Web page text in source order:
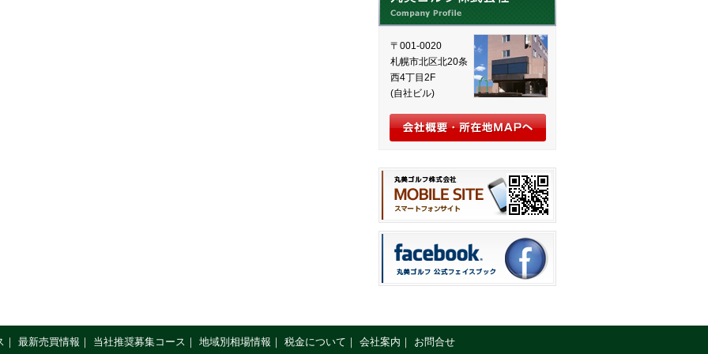
〒001-0020
札幌市北区北20条
西4丁目2F
(自社ビル)
｜ 最新売買情報 ｜ 当社推奨募集コース ｜ 地域別相場情報 ｜ 税金について ｜ 会社案内 ｜ お問合せ